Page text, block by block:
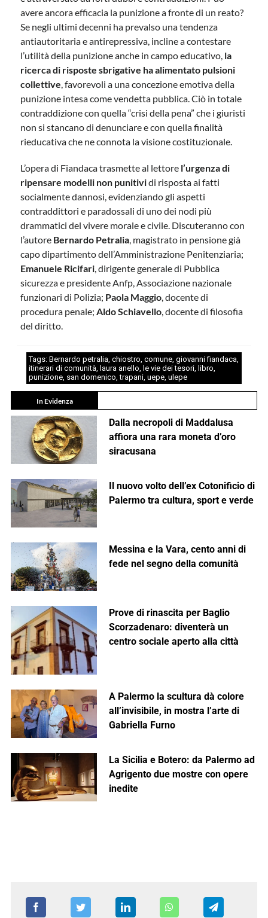
avere ancora efficacia la punizione a fronte di un reato?
Se negli ultimi decenni ha prevalso una tendenza
antiautoritaria e antirepressiva, incline a contestare
l’utilità della punizione anche in campo educativo, la
ricerca di risposte sbrigative ha alimentato pulsioni
collettive, favorevoli a una concezione emotiva della
punizione intesa come vendetta pubblica. Ciò in totale
contraddizione con quella “crisi della pena” che i giuristi
non si stancano di denunciare e con quella finalità
rieducativa che ne connota la visione costituzionale.
L’opera di Fiandaca trasmette al lettore l’urgenza di
ripensare modelli non punitividi risposta ai fatti
socialmente dannosi, evidenziando gli aspetti
contraddittori e paradossali di uno dei nodi più
drammatici del vivere morale e civile. Discuteranno con
l’autore Bernardo Petralia, magistrato in pensione già
capo dipartimento dell’Amministrazione Penitenziaria;
Emanuele Ricifari, dirigente generale di Pubblica
sicurezza e presidente Anfp, Associazione nazionale
funzionari di Polizia; Paola Maggio, docente di
procedura penale;Aldo Schiavello, docente di filosofia
del diritto.
Tags: Bernardo petralia, chiostro, comune, giovanni fiandaca,
itinerari di comunità, laura anello, le vie dei tesori, libro,
punizione, san domenico,trapani, uepe, ulepe
In Evidenza
Dalla necropoli di Maddalusa
affiora una rara moneta d’oro
siracusana
Il nuovo volto dell’ex Cotonificio di
Palermo tra cultura, sport e verde
Messina e la Vara, cento anni di
fede nel segno della comunità
Prove di rinascita per Baglio
Scorzadenaro: diventerà un
centro sociale aperto alla città
A Palermo la scultura dà colore
all’invisibile, in mostra l’arte di
Gabriella Furno
La Sicilia e Botero: da Palermo ad
Agrigento due mostre con opere
inedite